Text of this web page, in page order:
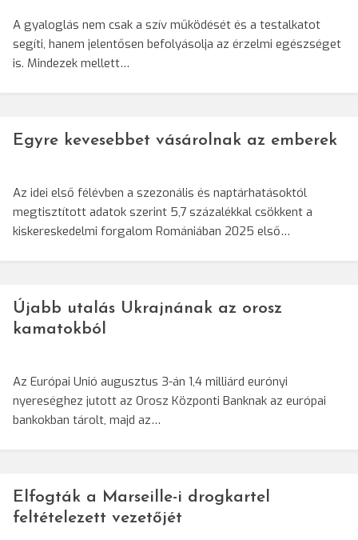
A gyaloglás nem csak a szív működését és a testalkatot
segíti, hanem jelentősen befolyásolja az érzelmi egészséget
is. Mindezek mellett…
Egyre kevesebbet vásárolnak az emberek
Az idei első félévben a szezonális és naptárhatásoktól
megtisztított adatok szerint 5,7 százalékkal csökkent a
kiskereskedelmi forgalom Romániában 2025 első…
Újabb utalás Ukrajnának az orosz
kamatokból
Az Európai Unió augusztus 3-án 1,4 milliárd eurónyi
nyereséghez jutott az Orosz Központi Banknak az európai
bankokban tárolt, majd az…
Elfogták a Marseille-i drogkartel
feltételezett vezetőjét